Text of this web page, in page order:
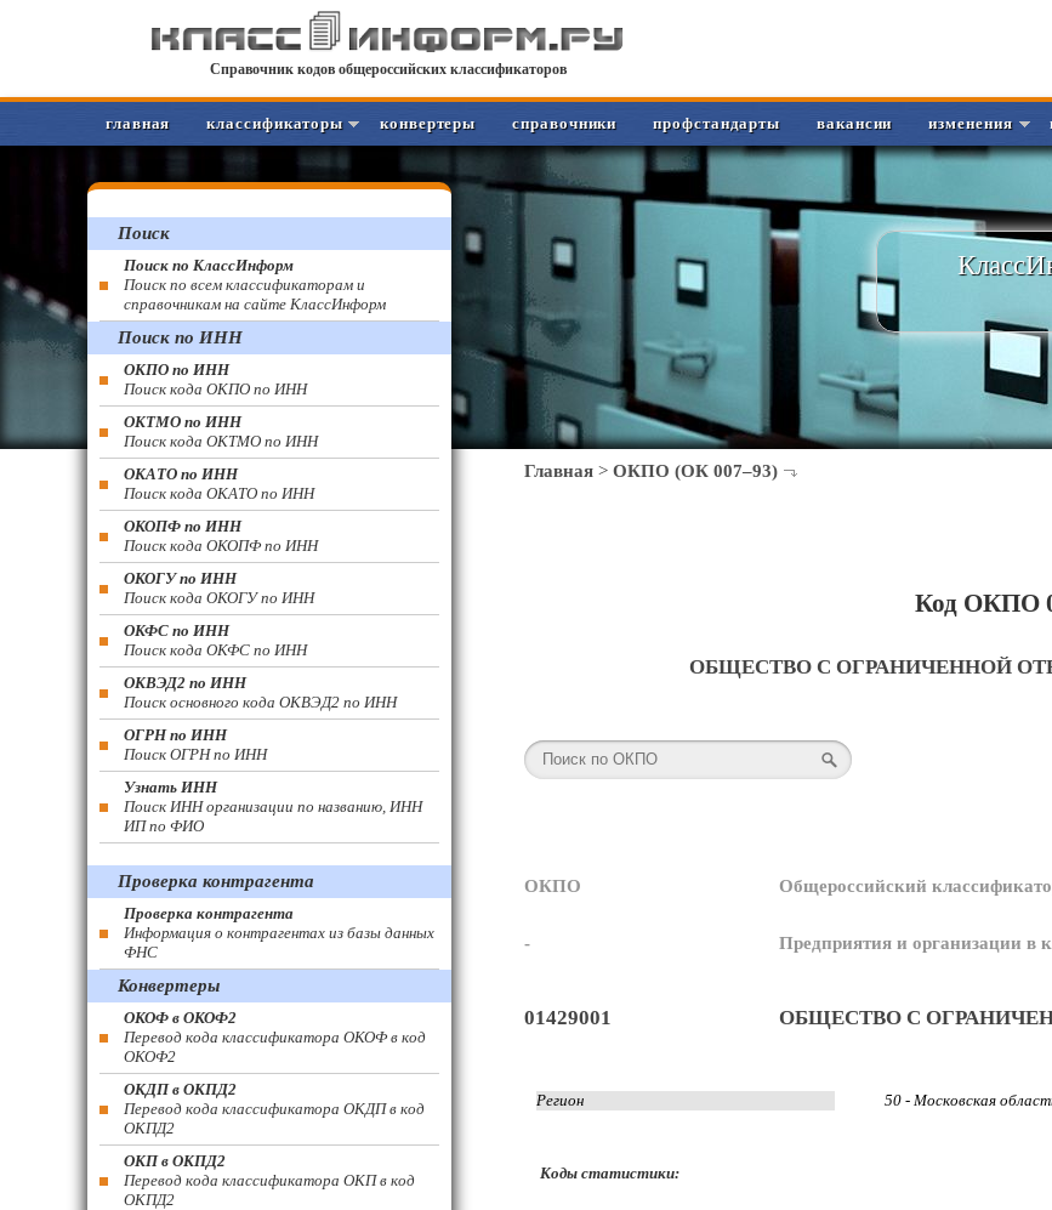
Справочник кодов общероссийских классификаторов
главная классификаторы конвертеры справочники профстандарты вакансии изменения
Главная > ОКПО (ОК 007–93)
Код ОКПО
ОБЩЕСТВО С ОГРАНИЧЕННОЙ
ОКПО Общероссийский
- Предприятия и организации в
01429001 ОБЩЕСТВО С
Регион 50 - Московская
Коды статистики:
Поиск
Поиск по КлассИнформ
Поиск по всем классификаторам и
справочникам на сайте КлассИнформ
Поиск по ИНН
ОКПО по ИНН
Поиск кода ОКПО по ИНН
ОКТМО по ИНН
Поиск кода ОКТМО по ИНН
ОКАТО по ИНН
Поиск кода ОКАТО по ИНН
ОКОПФ по ИНН
Поиск кода ОКОПФ по ИНН
ОКОГУ по ИНН
Поиск кода ОКОГУ по ИНН
ОКФС по ИНН
Поиск кода ОКФС по ИНН
ОКВЭД2 по ИНН
Поиск основного кода ОКВЭД2 по ИНН
ОГРН по ИНН
Поиск ОГРН по ИНН
Узнать ИНН
Поиск ИНН организации по названию, ИНН
ИП по ФИО
Проверка контрагента
Проверка контрагента
Информация о контрагентах из базы данных
ФНС
Конвертеры
ОКОФ в ОКОФ2
Перевод кода классификатора ОКОФ в код
ОКОФ2
ОКДП в ОКПД2
Перевод кода классификатора ОКДП в код
ОКПД2
ОКП в ОКПД2
Перевод кода классификатора ОКП в код
ОКПД2